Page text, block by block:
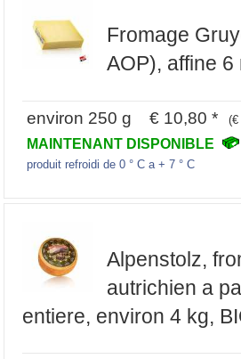
Fromage
AOP), affine 6
environ 250 g € 10,80 *
MAINTENANT DISPONIBLE
produit refroidi de 0 ° C a + 7 ° C
Alpenstolz,
autrichien a
entiere, environ 4 kg,